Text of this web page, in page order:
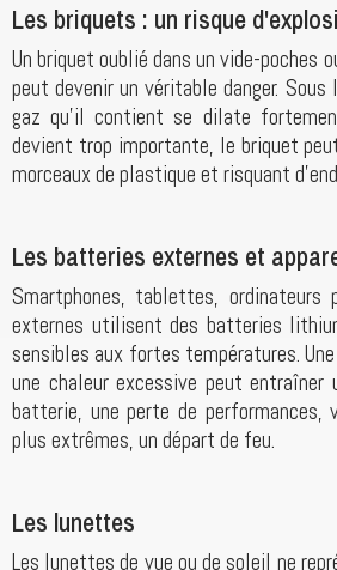
Les briquets : un risque
Un briquet oublié dans un vide-poches
peut devenir un véritable danger.
gaz qu'il contient se dilate
devient trop importante, le briquet
morceaux de plastique et risquant
Les batteries externes et
Smartphones, tablettes, ordinateurs
externes utilisent des batteries
sensibles aux fortes températures.
une chaleur excessive peut entraîner
batterie, une perte de performances,
plus extrêmes, un départ de feu.
Les lunettes
Les lunettes de vue ou de soleil ne